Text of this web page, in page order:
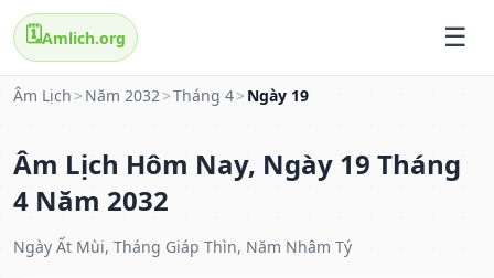
🗓️Amlich.org
Âm Lịch > Năm 2032>Tháng 4> Ngày 19
Âm Lịch Hôm Nay, Ngày 19 Tháng
4 Năm 2032
Ngày Ất Mùi, Tháng Giáp Thìn, Năm Nhâm Tý